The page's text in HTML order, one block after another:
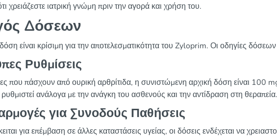
χρειάζεστε ιατρική γνώμη πριν την αγορά και χρήση του.
Δόσεων
είναι κρίσιμη για την αποτελεσματικότητα του Zyloprim. Οι οδηγίες
Ρυθμίσεις
που πάσχουν από ουρική αρθρίτιδα, η συνιστώμενη αρχική δόση είναι 100
ανάλογα με την ανάγκη του ασθενούς και την αντίδραση στη θεραπεία.
για Συνοδούς Παθήσεις
για επέμβαση σε άλλες καταστάσεις υγείας, οι δόσεις ενδέχεται να